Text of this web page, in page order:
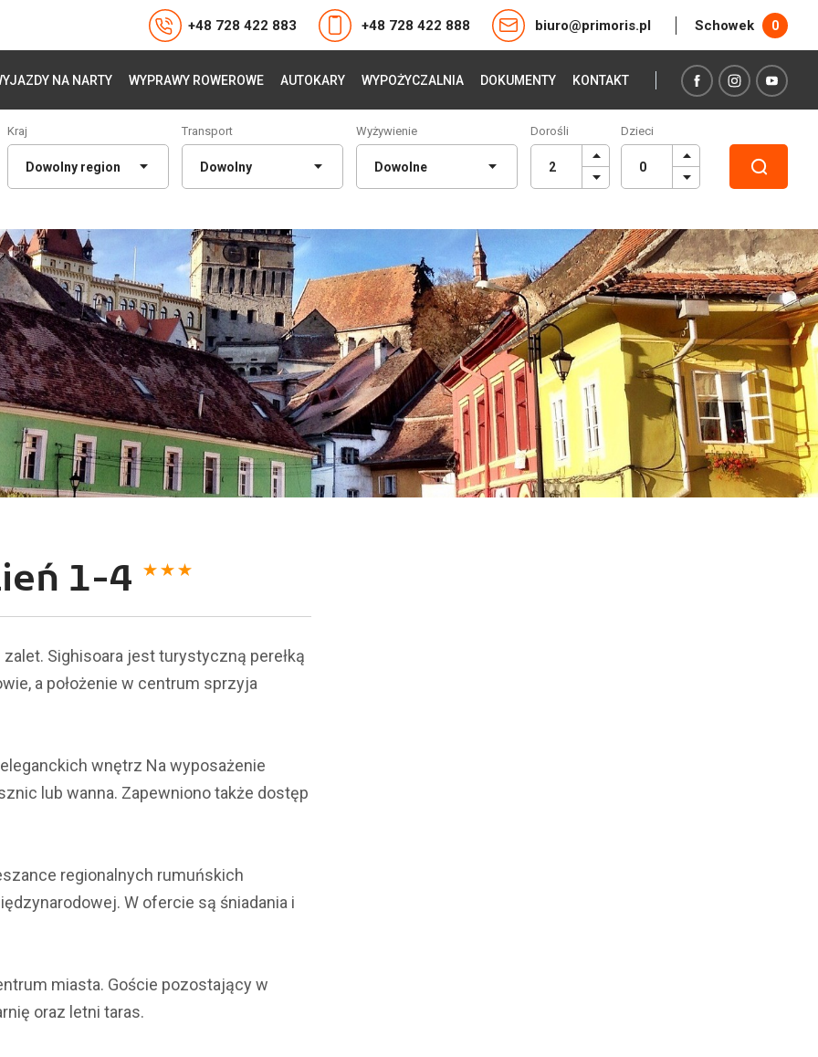
+48 728 422 883 +48 728 422 888 biuro@primoris.pl Schowek 0
NA NARTY WYPRAWY ROWEROWE AUTOKARY WYPOŻYCZALNIA DOKUMENTY KONTAKT
Kraj Transport Wyżywienie Dorośli Dzieci
1-4
Sighisoara jest turystyczną perełką
a położenie w centrum sprzyja
wnętrz Na wyposażenie
lub wanna. Zapewniono także dostęp
regionalnych rumuńskich
W ofercie są śniadania i
miasta. Goście pozostający w
oraz letni taras.